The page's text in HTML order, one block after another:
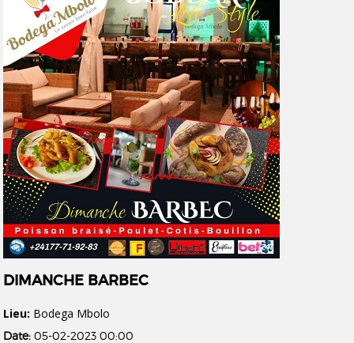
DIMANCHE BARBEC
Lieu: Bodega Mbolo
Date: 05-02-2023 00:00